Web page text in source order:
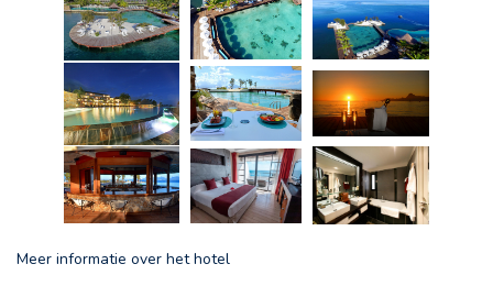
Meer informatie over het hotel